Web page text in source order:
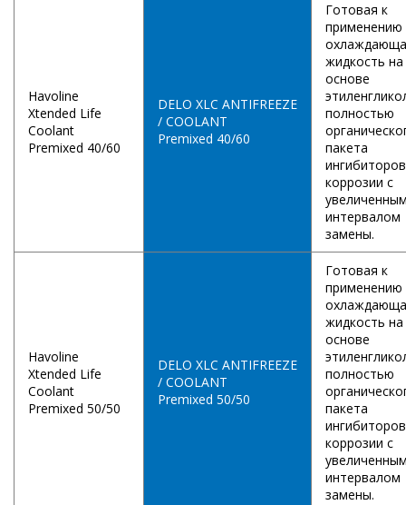
Havoline
Xtended Life
Coolant
Premixed 40/60
DELO XLC ANTIFREEZE
/ COOLANT
Premixed 40/60
Готовая к
применению
жидкость на
основе
полностью
пакета
ингибиторов
коррозии с
интервалом
замены.
Havoline
Xtended Life
Coolant
Premixed 50/50
DELO XLC ANTIFREEZE
/ COOLANT
Premixed 50/50
Готовая к
применению
жидкость на
основе
полностью
пакета
ингибиторов
коррозии с
интервалом
замены.